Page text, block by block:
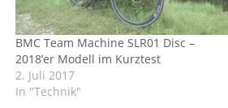
BMC Team Machine SLR01 Disc –
2018’er Modell im Kurztest
2. Juli 2017
In "Technik"